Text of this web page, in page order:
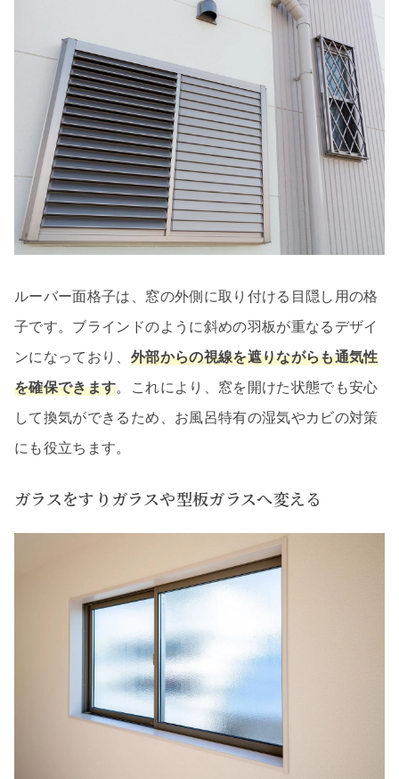
ルーバー面格子は、窓の外側に取り付ける目隠し用の格
子です。ブラインドのように斜めの羽板が重なるデザイ
ンになっており、 外部からの視線を遮りながらも通気性
を確保できます。これにより、窓を開けた状態でも安心
して換気ができるため、お風呂特有の湿気やカビの対策
にも役立ちます。
ガラスをすりガラスや型板ガラスへ変える